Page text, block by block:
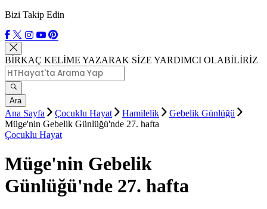
Bizi Takip Edin
BİRKAÇ KELİME YAZARAK SİZE YARDIMCI OLABİLİRİZ
Ara
Ana Sayfa Çocuklu Hayat Hamilelik
Gebelik Günlüğü
Müge'nin Gebelik Günlüğü'nde 27. hafta
Çocuklu Hayat
Müge'nin Gebelik
Günlüğü'nde 27. hafta